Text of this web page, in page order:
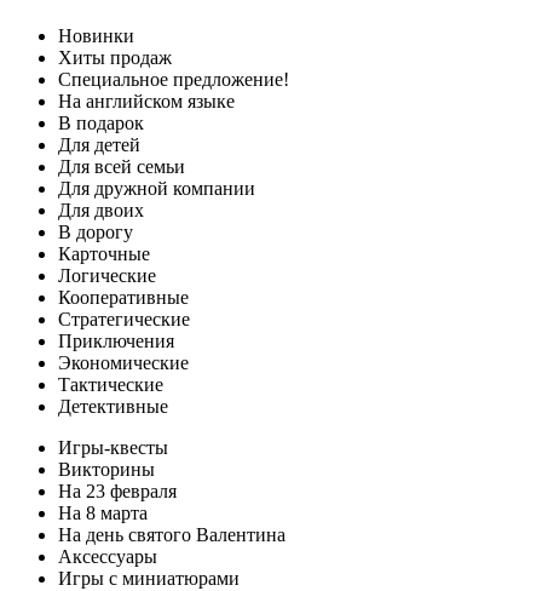
Новинки
Хиты продаж
Специальное предложение!
На английском языке
В подарок
Для детей
Для всей семьи
Для дружной компании
Для двоих
В дорогу
Карточные
Логические
Кооперативные
Стратегические
Приключения
Экономические
Тактические
Детективные
Игры-квесты
Викторины
На 23 февраля
На 8 марта
На день святого Валентина
Аксессуары
Игры с миниатюрами